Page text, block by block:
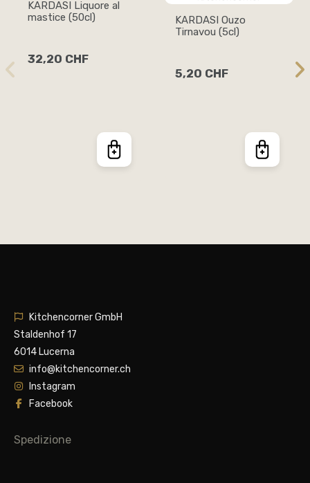
KARDASI Liquore al
mastice (50cl)
32,20 CHF
KARDASI Ouzo
Tirnavou (5cl)
5,20 CHF
Kitchencorner GmbH
Staldenhof 17
6014 Lucerna
info@kitchencorner.ch
Instagram
Facebook
Spedizione